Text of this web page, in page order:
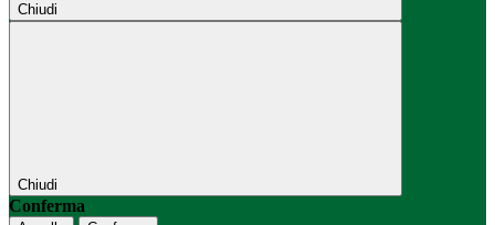
Chiudi
Chiudi
Conferma